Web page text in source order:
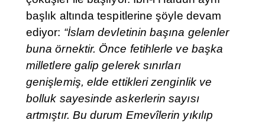
başlık altında tespitlerine şöyle devam
ediyor: “İslam devletinin başına gelenler
buna örnektir. Önce fetihlerle ve başka
milletlere galip gelerek sınırları
genişlemiş, elde ettikleri zenginlik ve
bolluk sayesinde askerlerin sayısı
artmıştır. Bu durum Emevîlerin yıkılıp